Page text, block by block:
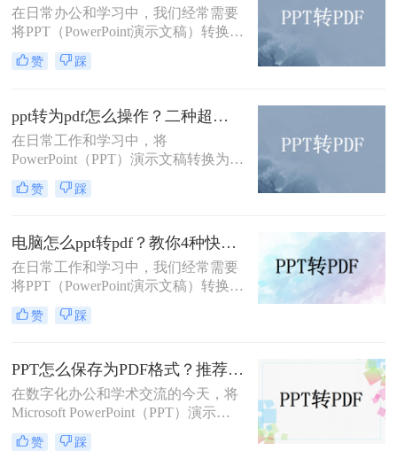
成pdf的多种方法。
在日常办公和学习中，我们经常需要
将PPT（PowerPoint演示文稿）转换为
PDF格式，以便于分享、打印或存
档。那么电脑怎么ppt转pdf呢？本文
赞 踩
ppt转为pdf怎么操作？二种超实用转换方法分享！
在日常工作和学习中，将
PowerPoint（PPT）演示文稿转换为
PDF格式的需求非常普遍。这样做不
仅能够确保文件在不同设备上的展示
PowerPoint软件的用户查看。那么ppt
转为pdf怎么操作呢？本文将介绍两种
常用的PPT转PDF的方法。
赞 踩
电脑怎么ppt转pdf？教你4种快速转换的方法！
在日常工作和学习中，我们经常需要
将PPT（PowerPoint演示文稿）转换为
PDF（Portable Document Format）格
式，以便于分享、打印或存档。PPT
可以实现。那么电脑怎么ppt转pdf
呢？本文将详细介绍几种常用的PPT
转PDF的方法，帮助大家轻松完成转
换。
赞 踩
PPT怎么保存为PDF格式？推荐三种方法给大家！
在数字化办公和学术交流的今天，将
Microsoft PowerPoint（PPT）演示文
稿转换为PDF格式已成为一种常见的
需求。PDF格式因其跨平台兼容性、
赞 踩